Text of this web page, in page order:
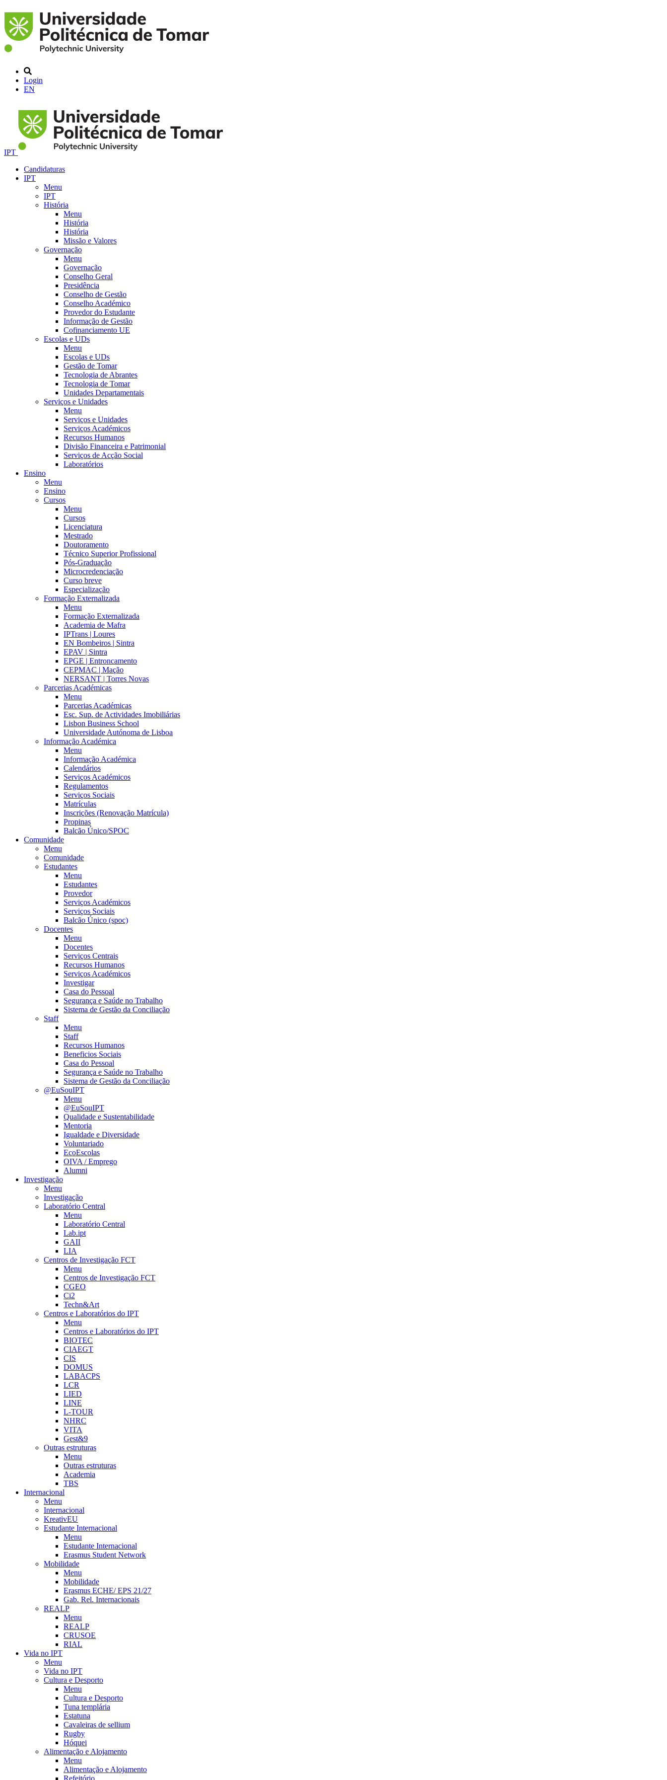
Login
EN
IPT
Candidaturas
IPT
Menu
IPT
História
Menu
História
História
Missão e Valores
Governação
Menu
Governação
Conselho Geral
Presidência
Conselho de Gestão
Conselho Académico
Provedor do Estudante
Informação de Gestão
Cofinanciamento UE
Escolas e UDs
Menu
Escolas e UDs
Gestão de Tomar
Tecnologia de Abrantes
Tecnologia de Tomar
Unidades Departamentais
Serviços e Unidades
Menu
Serviços e Unidades
Serviços Académicos
Recursos Humanos
Divisão Financeira e Patrimonial
Serviços de Acção Social
Laboratórios
Ensino
Menu
Ensino
Cursos
Menu
Cursos
Licenciatura
Mestrado
Doutoramento
Técnico Superior Profissional
Pós-Graduação
Microcredenciação
Curso breve
Especialização
Formação Externalizada
Menu
Formação Externalizada
Academia de Mafra
IPTrans | Loures
EN Bombeiros | Sintra
EPAV | Sintra
EPGE | Entroncamento
CEPMAC | Mação
NERSANT | Torres Novas
Parcerias Académicas
Menu
Parcerias Académicas
Esc. Sup. de Actividades Imobiliárias
Lisbon Business School
Universidade Autónoma de Lisboa
Informação Académica
Menu
Informação Académica
Calendários
Serviços Académicos
Regulamentos
Serviços Sociais
Matrículas
Inscrições (Renovação Matrícula)
Propinas
Balcão Único/SPOC
Comunidade
Menu
Comunidade
Estudantes
Menu
Estudantes
Provedor
Serviços Académicos
Serviços Sociais
Balcão Único (spoc)
Docentes
Menu
Docentes
Serviços Centrais
Recursos Humanos
Serviços Académicos
Investigar
Casa do Pessoal
Segurança e Saúde no Trabalho
Sistema de Gestão da Conciliação
Staff
Menu
Staff
Recursos Humanos
Beneficios Sociais
Casa do Pessoal
Segurança e Saúde no Trabalho
Sistema de Gestão da Conciliação
@EuSouIPT
Menu
@EuSouIPT
Qualidade e Sustentabilidade
Mentoria
Igualdade e Diversidade
Voluntariado
EcoEscolas
OIVA / Emprego
Alumni
Investigação
Menu
Investigação
Laboratório Central
Menu
Laboratório Central
Lab.ipt
GAII
LIA
Centros de Investigação FCT
Menu
Centros de Investigação FCT
CGEO
Ci2
Techn&Art
Centros e Laboratórios do IPT
Menu
Centros e Laboratórios do IPT
BIOTEC
CIAEGT
CIS
DOMUS
LABACPS
LCR
LIED
LINE
L-TOUR
NHRC
VITA
Gest&9
Outras estruturas
Menu
Outras estruturas
Academia
TBS
Internacional
Menu
Internacional
KreativEU
Estudante Internacional
Menu
Estudante Internacional
Erasmus Student Network
Mobilidade
Menu
Mobilidade
Erasmus ECHE/ EPS 21/27
Gab. Rel. Internacionais
REALP
Menu
REALP
CRUSOE
RIAL
Vida no IPT
Menu
Vida no IPT
Cultura e Desporto
Menu
Cultura e Desporto
Tuna templária
Estatuna
Cavaleiras de sellium
Rugby
Hóquei
Alimentação e Alojamento
Menu
Alimentação e Alojamento
Refeitório